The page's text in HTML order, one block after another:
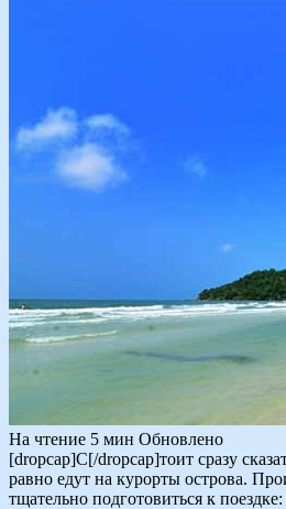
На чтение 5 мин Обновлено
[dropcap]С[/dropcap]тоит сразу
равно едут на курорты острова.
тщательно подготовиться к